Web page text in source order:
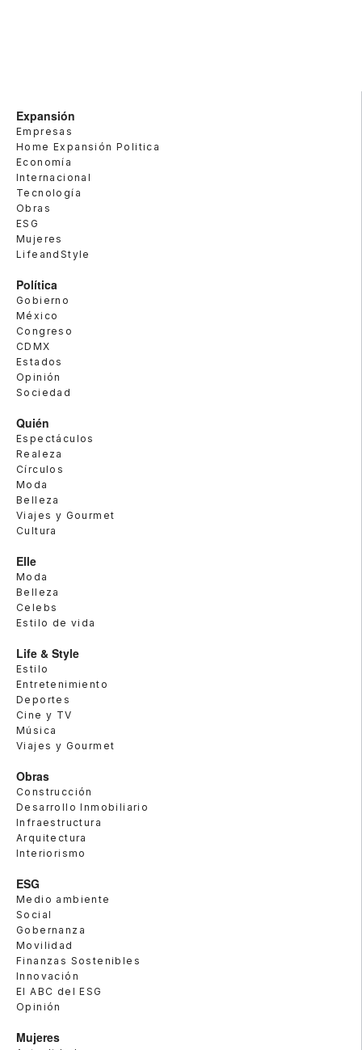
Expansión
Empresas
Home Expansión Politica
Economía
Internacional
Tecnología
Obras
ESG
Mujeres
LifeandStyle
Política
Gobierno
México
Congreso
CDMX
Estados
Opinión
Sociedad
Quién
Espectáculos
Realeza
Círculos
Moda
Belleza
Viajes y Gourmet
Cultura
Elle
Moda
Belleza
Celebs
Estilo de vida
Life & Style
Estilo
Entretenimiento
Deportes
Cine y TV
Música
Viajes y Gourmet
Obras
Construcción
Desarrollo Inmobiliario
Infraestructura
Arquitectura
Interiorismo
ESG
Medio ambiente
Social
Gobernanza
Movilidad
Finanzas Sostenibles
Innovación
El ABC del ESG
Opinión
Mujeres